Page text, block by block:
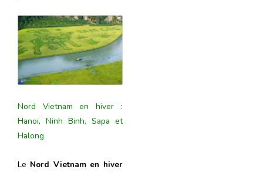
Nord Vietnam en hiver :
Hanoi, Ninh Binh, Sapa et
Halong
Le Nord Vietnam en hiver